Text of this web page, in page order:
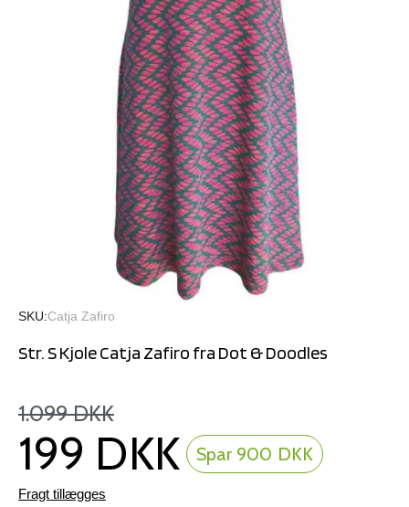
SKU Catja Zafiro
Str. S Kjole Catja Zafiro fra Dot & Doodles
1.099 DKK
199 DKK Spar 900 DKK
Fragt tillægges